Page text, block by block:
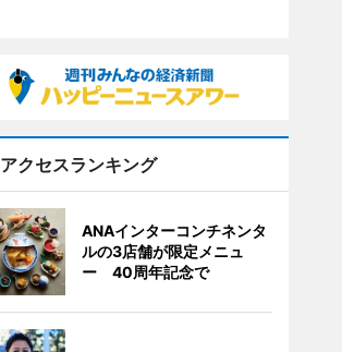
アクセスランキング
ANAインターコンチネンタ
ルの3店舗が限定メニュ
ー 40周年記念で